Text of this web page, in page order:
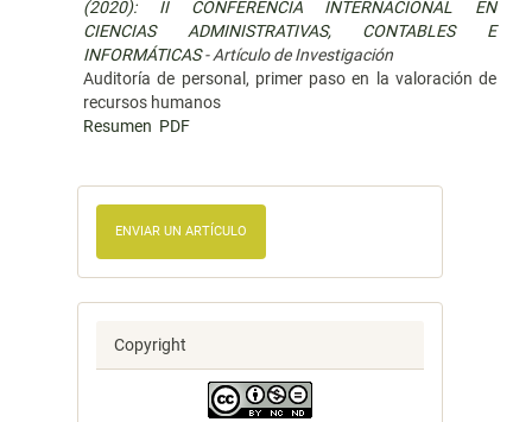
(2020): II CONFERENCIA INTERNACIONAL EN
CIENCIAS ADMINISTRATIVAS, CONTABLES E
INFORMÁTICAS- Artículo de Investigación
Auditoría de personal, primer paso en la valoración de
recursos humanos
Resumen PDF
ENVIAR UN ARTÍCULO
Copyright